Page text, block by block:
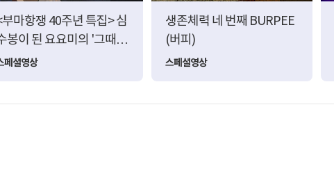
부마항쟁 40주년 특집> 심
봉이 된 요요미의 '그때 그
람'
페셜영상
생존체력 네 번째 BURPEE
(버피)
스페셜영상